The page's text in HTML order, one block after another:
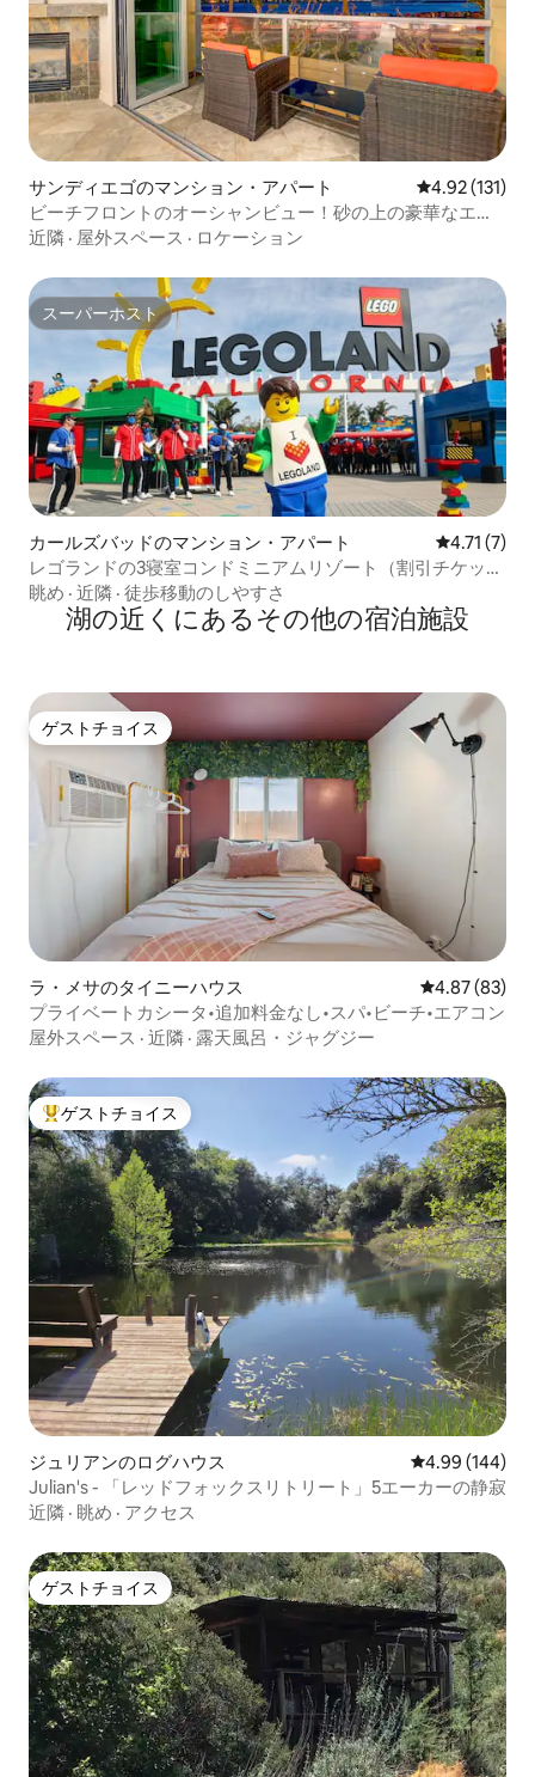
サンディエゴのマンション・アパート レビュー131
4.92 (131)
ビーチフロントのオーシャンビュー！砂の上の豪華なエア
コン付きの家！
近隣 · 屋外スペース · ロケーション
スーパーホスト
スーパーホスト
カールズバッドのマンション・アパート レビュー7
4.71 (7)
レゴランドの3寝室コンドミニアムリゾート（割引チケット
付き）
眺め · 近隣 · 徒歩移動のしやすさ
湖の近くにあるその他の宿泊施設
ゲストチョイス
ゲストチョイス
ラ・メサのタイニーハウス レビュー83
4.87 (83)
プライベートカシータ•追加料金なし•スパ•ビーチ•エアコン
屋外スペース · 近隣 · 露天風呂・ジャグジー
大好評のゲストチョイスです。
ゲストチョイス
ジュリアンのログハウス レビュー144
4.99 (144)
Julian's - 「レッドフォックスリトリート」5エーカーの静寂
近隣 · 眺め · アクセス
ゲストチョイス
ゲストチョイス